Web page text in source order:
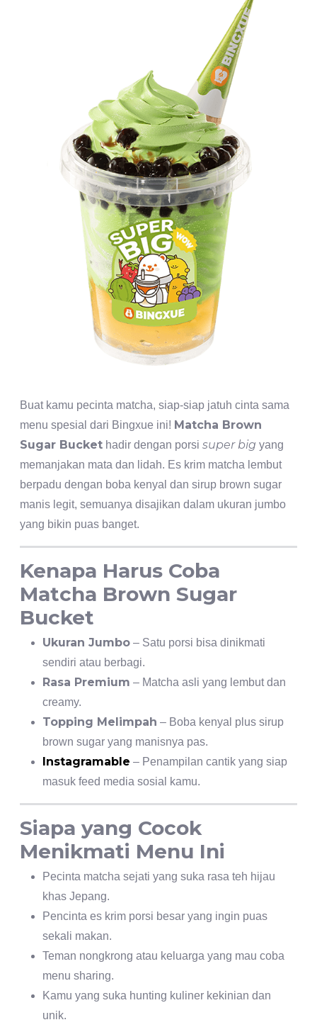
Buat kamu pecinta matcha, siap-siap jatuh cinta sama
menu spesial dari Bingxue ini! Matcha Brown
Sugar Bucket hadir dengan porsi super big yang
memanjakan mata dan lidah. Es krim matcha lembut
berpadu dengan boba kenyal dan sirup brown sugar
manis legit, semuanya disajikan dalam ukuran jumbo
yang bikin puas banget.
Kenapa Harus Coba
Matcha Brown Sugar
Bucket
Ukuran Jumbo – Satu porsi bisa dinikmati
sendiri atau berbagi.
Rasa Premium – Matcha asli yang lembut dan
creamy.
Topping Melimpah – Boba kenyal plus sirup
brown sugar yang manisnya pas.
Instagramable – Penampilan cantik yang siap
masuk feed media sosial kamu.
Siapa yang Cocok
Menikmati Menu Ini
Pecinta matcha sejati yang suka rasa teh hijau
khas Jepang.
Pencinta es krim porsi besar yang ingin puas
sekali makan.
Teman nongkrong atau keluarga yang mau coba
menu sharing.
Kamu yang suka hunting kuliner kekinian dan
unik.